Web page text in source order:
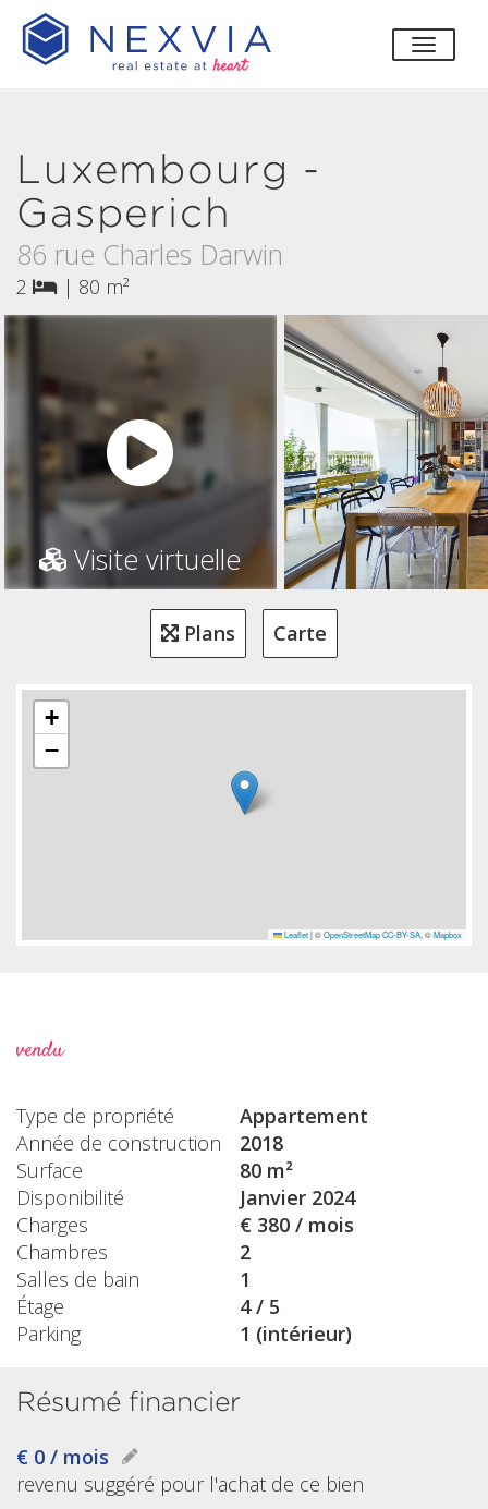
Luxembourg -
Gasperich
86 rue Charles Darwin
2 | 80 m²
Visite virtuelle
Plans Carte
+
−
Leaflet |©OpenStreetMap CC-BY-SA, ©Mapbox
vendu
Type de propriété
Appartement
Année de construction
2018
Surface
80 m²
Disponibilité
Janvier 2024
Charges
€ 380 / mois
Chambres
2
Salles de bain
1
Étage
4 / 5
Parking
1 (intérieur)
Résumé financier
€ 0 / mois
revenu suggéré pour l'achat de ce bien